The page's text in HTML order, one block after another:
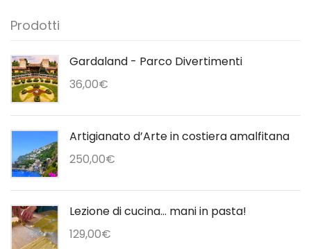
Prodotti
Gardaland - Parco Divertimenti
36,00€
Artigianato d’Arte in costiera amalfitana
250,00€
Lezione di cucina... mani in pasta!
129,00€